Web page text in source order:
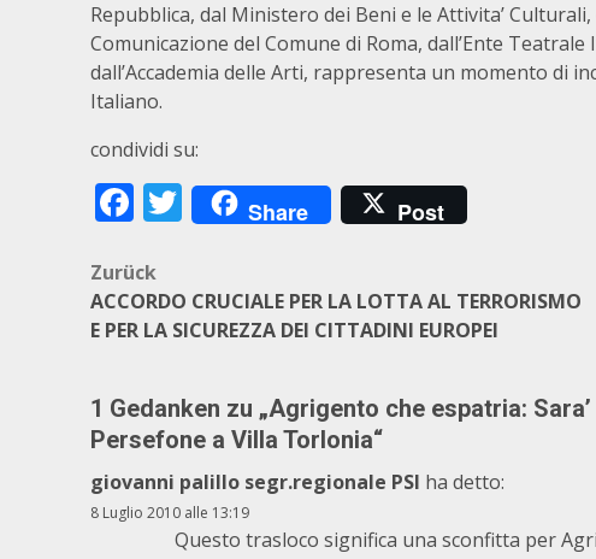
Repubblica, dal Ministero dei Beni e le Attivita’
Comunicazione del Comune di Roma, dall’Ente
dall’Accademia delle Arti, rappresenta un momento di
Italiano.
condividi su:
Facebook
Twitter
Share Post
Beitragsnavigation
Zurück
ACCORDO CRUCIALE PER LA LOTTA AL TERRORISMO
E PER LA SICUREZZA DEI CITTADINI EUROPEI
1 Gedanken zu „Agrigento che espatria:
Persefone a Villa Torlonia“
giovanni palillo segr.regionale PSI ha detto:
8 Luglio 2010 alle 13:19
Questo trasloco significa una sconfitta per